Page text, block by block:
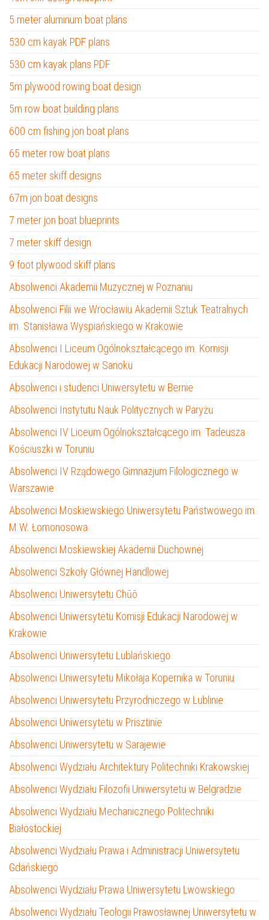
5 meter aluminum boat plans
530 cm kayak PDF plans
530 cm kayak plans PDF
5m plywood rowing boat design
5m row boat building plans
600 cm fishing jon boat plans
65 meter row boat plans
65 meter skiff designs
67m jon boat designs
7 meter jon boat blueprints
7 meter skiff design
9 foot plywood skiff plans
Absolwenci Akademii Muzycznej w Poznaniu
Absolwenci Filii we Wrocławiu Akademii Sztuk Teatralnych
im. Stanisława Wyspiańskiego w Krakowie
Absolwenci I Liceum Ogólnokształcącego im. Komisji
Edukacji Narodowej w Sanoku
Absolwenci i studenci Uniwersytetu w Bernie
Absolwenci Instytutu Nauk Politycznych w Paryżu
Absolwenci IV Liceum Ogólnokształcącego im. Tadeusza
Kościuszki w Toruniu
Absolwenci IV Rządowego Gimnazjum Filologicznego w
Warszawie
Absolwenci Moskiewskiego Uniwersytetu Państwowego im.
M.W. Łomonosowa
Absolwenci Moskiewskiej Akademii Duchownej
Absolwenci Szkoły Głównej Handlowej
Absolwenci Uniwersytetu Chūō
Absolwenci Uniwersytetu Komisji Edukacji Narodowej w
Krakowie
Absolwenci Uniwersytetu Lublańskiego
Absolwenci Uniwersytetu Mikołaja Kopernika w Toruniu
Absolwenci Uniwersytetu Przyrodniczego w Lublinie
Absolwenci Uniwersytetu w Prisztinie
Absolwenci Uniwersytetu w Sarajewie
Absolwenci Wydziału Architektury Politechniki Krakowskiej
Absolwenci Wydziału Filozofii Uniwersytetu w Belgradzie
Absolwenci Wydziału Mechanicznego Politechniki
Białostockiej
Absolwenci Wydziału Prawa i Administracji Uniwersytetu
Gdańskiego
Absolwenci Wydziału Prawa Uniwersytetu Lwowskiego
Absolwenci Wydziału Teologii Prawosławnej Uniwersytetu w